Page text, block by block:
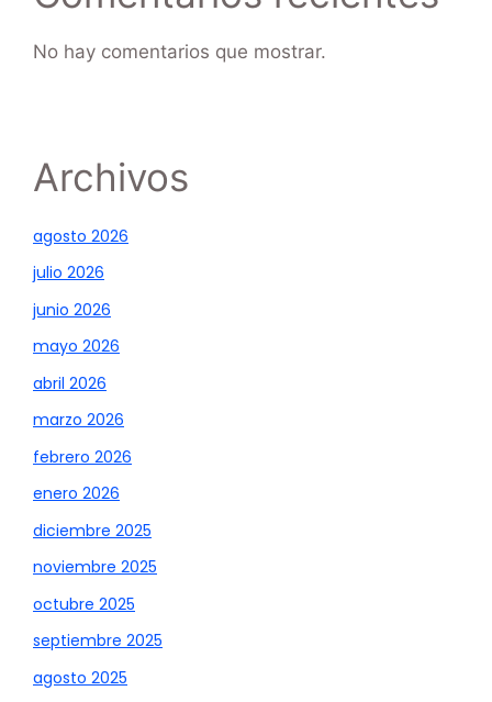
No hay comentarios que mostrar.
Archivos
agosto 2026
julio 2026
junio 2026
mayo 2026
abril 2026
marzo 2026
febrero 2026
enero 2026
diciembre 2025
noviembre 2025
octubre 2025
septiembre 2025
agosto 2025